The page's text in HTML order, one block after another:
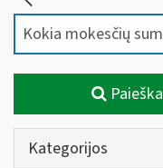
Paieška
Kategorijos